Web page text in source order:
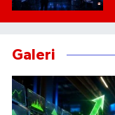
Galeri